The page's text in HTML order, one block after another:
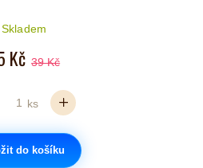
Skladem
Kč 39 Kč
ks
do košíku